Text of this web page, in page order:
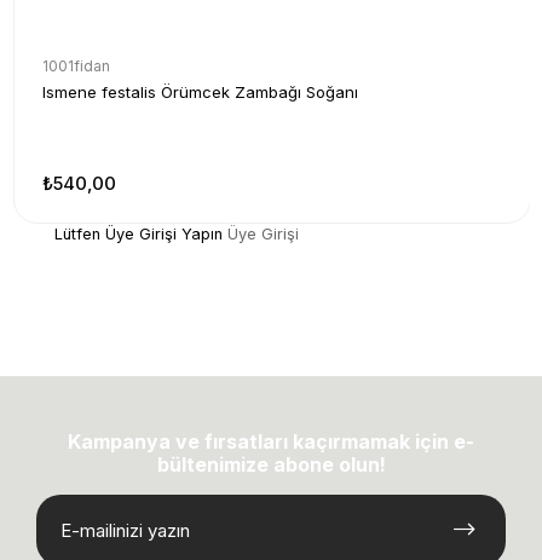
1001fidan
Ismene festalis Örümcek Zambağı Soğanı
₺540,00
Lütfen Üye Girişi Yapın Üye Girişi
Kampanya ve fırsatları kaçırmamak için e-
bültenimize abone olun!